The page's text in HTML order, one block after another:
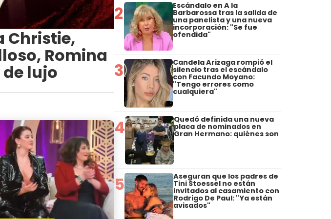
Christie,
Romina
lujo
2 Escándalo en A la
Barbarossa tras la salida de
una panelista y una nueva
incorporación: "Se fue
ofendida"
3 Candela Arizaga rompió el
silencio tras el escándalo
con Facundo Moyano:
"Tengo errores como
cualquiera"
4 Quedó definida una nueva
placa de nominados en
Gran Hermano: quiénes son
5 Aseguran que los padres de
Tini Stoessel no están
invitados al casamiento con
Rodrigo De Paul: "Ya están
avisados"